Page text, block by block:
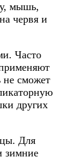
мышь,
червя и
Часто
не сможет
других
Для
зимние